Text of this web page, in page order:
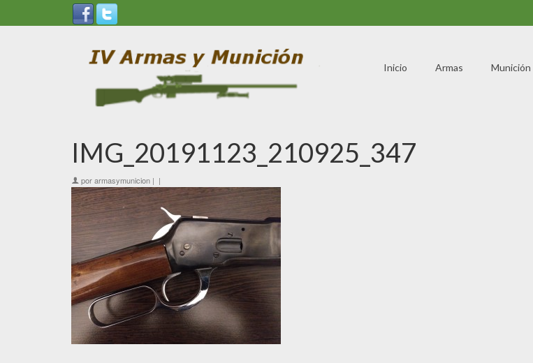
Inicio Armas Munición
IMG_20191123_210925_347
porarmasymunicion | |